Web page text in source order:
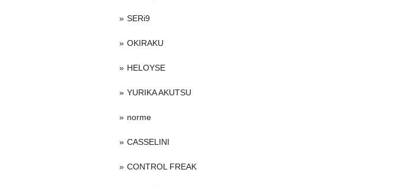
SERi9
OKIRAKU
HELOYSE
YURIKA AKUTSU
norme
CASSELINI
CONTROL FREAK